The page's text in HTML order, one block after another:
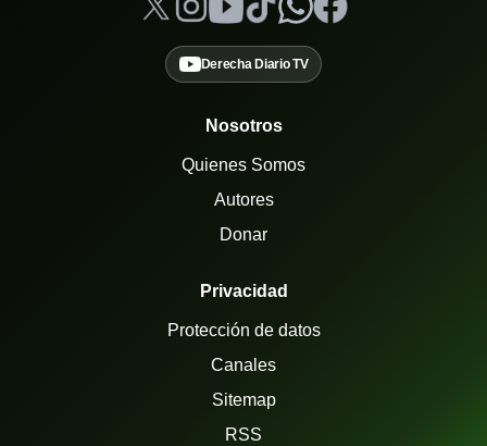
Derecha Diario TV
Nosotros
Quienes Somos
Autores
Donar
Privacidad
Protección de datos
Canales
Sitemap
RSS